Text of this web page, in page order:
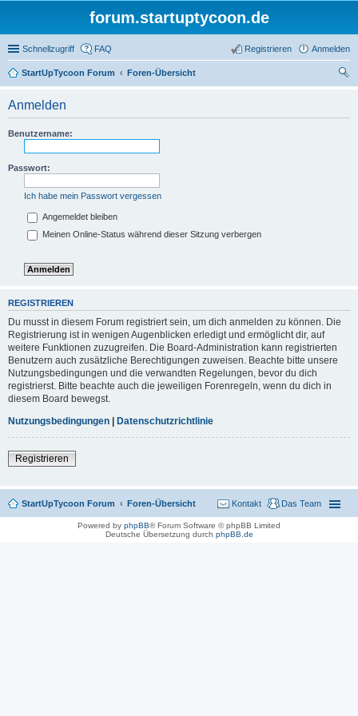
forum.startuptycoon.de
Schnellzugriff FAQ Anmelden
Registrieren
StartUpTycoon Forum
Foren-Übersicht
Anmelden
Benutzername:
Passwort:
Ich habe mein Passwort vergessen
Angemeldet bleiben
Meinen Online-Status während dieser Sitzung verbergen
REGISTRIEREN
Du musst in diesem Forum registriert sein, um dich anmelden zu können. Die
Registrierung ist in wenigen Augenblicken erledigt und ermöglicht dir, auf
weitere Funktionen zuzugreifen. Die Board-Administration kann registrierten
Benutzern auch zusätzliche Berechtigungen zuweisen. Beachte bitte unsere
Nutzungsbedingungen und die verwandten Regelungen, bevor du dich
registrierst. Bitte beachte auch die jeweiligen Forenregeln, wenn du dich in
diesem Board bewegst.
Nutzungsbedingungen | Datenschutzrichtlinie
Registrieren
StartUpTycoon Forum Foren-Übersicht Das Team
Kontakt
Powered by phpBB® Forum Software © phpBB Limited
Deutsche Übersetzung durch phpBB.de